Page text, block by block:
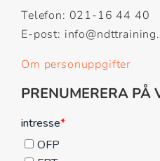
Telefon: 021-16 44 40
E-post:
Om personuppgifter
PRENUMERERA PÅ